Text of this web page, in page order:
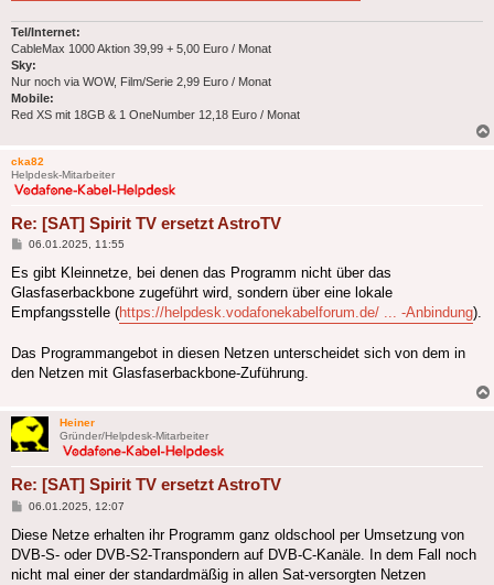
Tel/Internet:
CableMax 1000 Aktion 39,99 + 5,00 Euro / Monat
Sky:
Nur noch via WOW, Film/Serie 2,99 Euro / Monat
Mobile:
Red XS mit 18GB & 1 OneNumber 12,18 Euro / Monat
cka82
Helpdesk-Mitarbeiter
Re: [SAT] Spirit TV ersetzt AstroTV
Beitrag
06.01.2025, 11:55
Es gibt Kleinnetze, bei denen das Programm nicht über das
Glasfaserbackbone zugeführt wird, sondern über eine lokale
Empfangsstelle (https://helpdesk.vodafonekabelforum.de/ ... -Anbindung).
Das Programmangebot in diesen Netzen unterscheidet sich von dem in
den Netzen mit Glasfaserbackbone-Zuführung.
Heiner
Gründer/Helpdesk-Mitarbeiter
Re: [SAT] Spirit TV ersetzt AstroTV
Beitrag
06.01.2025, 12:07
Diese Netze erhalten ihr Programm ganz oldschool per Umsetzung von
DVB-S- oder DVB-S2-Transpondern auf DVB-C-Kanäle. In dem Fall noch
nicht mal einer der standardmäßig in allen Sat-versorgten Netzen